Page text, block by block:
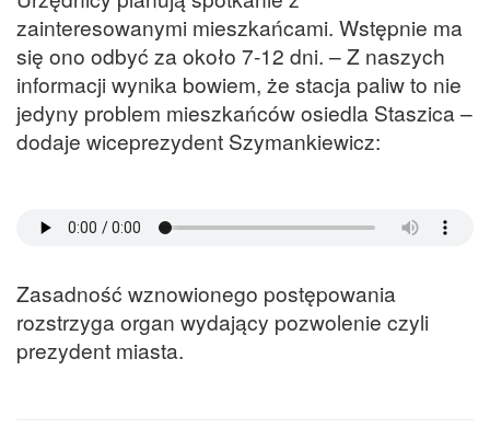
zainteresowanymi mieszkańcami. Wstępnie ma
się ono odbyć za około 7-12 dni. – Z naszych
informacji wynika bowiem, że stacja paliw to nie
jedyny problem mieszkańców osiedla Staszica –
dodaje wiceprezydent Szymankiewicz:
Zasadność wznowionego postępowania
rozstrzyga organ wydający pozwolenie czyli
prezydent miasta.